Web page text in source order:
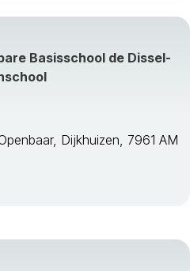
Basisschool de Dissel-
Dijkhuizen, 7961 AM